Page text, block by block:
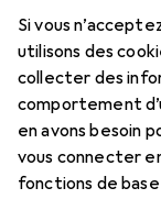
Si vous
utilisons des
collecter des
comportement
en avons besoin
vous connecter
fonctions de
WDBlack
SANDISK
EUR
351,51